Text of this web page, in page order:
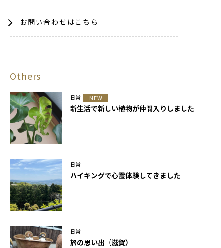
お問い合わせはこちら
---------------------------------------------------------
Others
日常 NEW
新生活で新しい植物が仲間入りしました
日常
ハイキングで心霊体験してきました
日常
旅の思い出（滋賀）